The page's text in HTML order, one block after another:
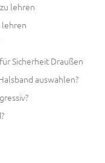
lehren
lehren
Sicherheit Draußen
auswahlen?